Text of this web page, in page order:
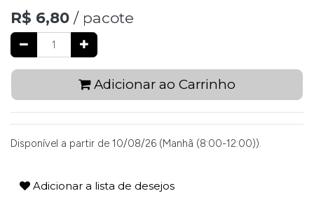
R$ 6,80 / pacote
Adicionar ao Carrinho
Disponível a partir de 10/08/26 (Manhã (8:00-12:00)).
Adicionar a lista de desejos